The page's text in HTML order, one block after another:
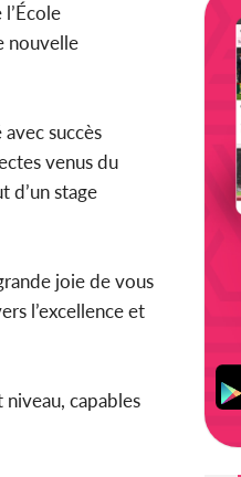
nouvelle
succès
venus du
d’un stage
joie de vous
l’excellence et
niveau, capables